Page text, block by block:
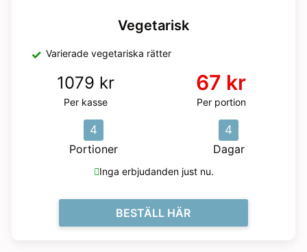
Vegetarisk
Varierade vegetariska rätter
1079 kr
Per kasse
67 kr
Per portion
4
Portioner
4
Dagar
Inga erbjudanden just nu.
BESTÄLL HÄR